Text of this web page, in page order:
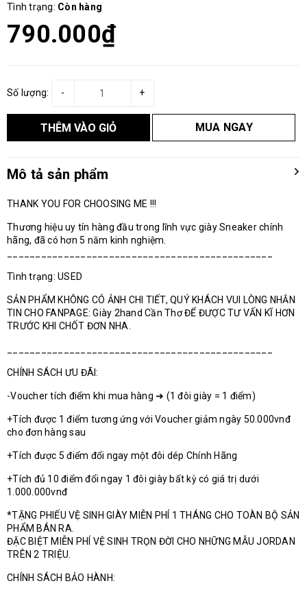
Tình trạng: Còn hàng
790.000₫
Số lượng: +
-
THÊM VÀO GIỎ MUA NGAY
Mô tả sản phẩm
THANK YOU FOR CHOOSING ME !!!
Thương hiệu uy tín hàng đầu trong lĩnh vực giày Sneaker chính
hãng, đã có hơn 5 năm kinh nghiệm.
Tình trạng: USED
SẢN PHẨM KHÔNG CÓ ẢNH CHI TIẾT, QUÝ KHÁCH VUI LÒNG NHẮN
TIN CHO FANPAGE: Giày 2hand Cần Thơ ĐỂ ĐƯỢC TƯ VẤN KĨ HƠN
TRƯỚC KHI CHỐT ĐƠN NHA.
CHÍNH SÁCH ƯU ĐÃI:
-Voucher tích điểm khi mua hàng ➜ (1 đôi giày = 1 điểm)
+Tích được 1 điểm tương ứng với Voucher giảm ngày 50.000vnđ
cho đơn hàng sau
+Tích được 5 điểm đổi ngay một đôi dép Chính Hãng
+Tích đủ 10 điểm đổi ngay 1 đôi giày bất kỳ có giá trị dưới
1.000.000vnđ
*TẶNG PHIẾU VỆ SINH GIÀY MIỄN PHÍ 1 THÁNG CHO TOÀN BỘ SẢN
PHẨM BÁN RA.
ĐẶC BIỆT MIỄN PHÍ VỆ SINH TRỌN ĐỜI CHO NHỮNG MẪU JORDAN
TRÊN 2 TRIỆU.
CHÍNH SÁCH BẢO HÀNH: